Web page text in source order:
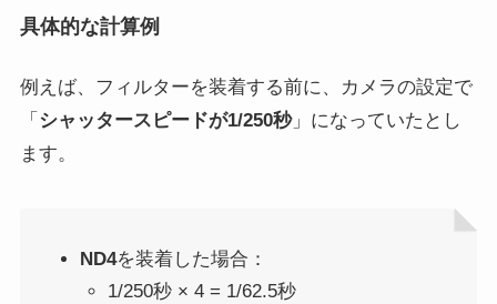
具体的な計算例
例えば、フィルターを装着する前に、カメラの設定で
「 シャッタースピードが1/250秒」になっていたとし
ます。
ND4を装着した場合：
1/250秒 × 4 = 1/62.5秒